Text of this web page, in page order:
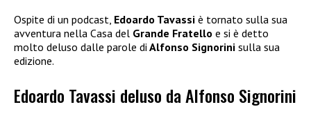
Ospite di un podcast, Edoardo Tavassi è tornato sulla sua
avventura nella Casa del Grande Fratello e si è detto
molto deluso dalle parole di Alfonso Signorini sulla sua
edizione.
Edoardo Tavassi deluso da Alfonso Signorini